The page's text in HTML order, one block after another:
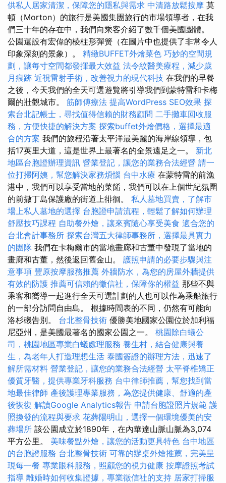
供私人居家清潔，保障您的隱私與需求 中清路放鬆按摩 莫
頓（Morton）的旅行是美國集團旅行的市場領導者，在我
們三十年的存在中，我們向乘客介紹了數千個美國團體。
公園還設有宏偉的棱柱形彈簧（在圖片中也提供了非常令人
印象深刻的景象）。 精緻BUFFET外燴菜色 巧妙的空間規
劃，讓每寸空間都發揮最大效益 法令紋醫美療程，減少歲
月痕跡 近視雷射手術，改善視力的現代科技 在我們的早餐
之後，今天我們的全天可選遊覽將引導我們到蒙特雷和卡梅
爾的壯觀城市。 筋師傅療法 提高WordPress SEO效果 探
索台北記帳士，尋找值得信賴的財務顧問 二手攤車回收服
務，方便快捷的解決方案 探索buffet外燴價格，選擇最適
合的方案 我們的旅程沿著太平洋最美麗的海岸線領導，包
括17英里大道，這是世界上最著名的全景遠足之一。 新北
地區台胞證辦理資訊 營業登記，讓您的業務合法經營 請一
位打掃阿姨，幫您解決家務煩惱 台中水療 在蒙特雷的前漁
港中，我們可以享受當地的菜餚，我們可以在上個世紀氛圍
的前撒丁島保護廠的街道上徘徊。 私人墓地買賣，了解市
場上私人墓地的選擇 台胞證申請流程，輕鬆了解如何辦理
舒壓技巧課程 自助餐外燴，讓來賓隨心享受美食 適合您的
台北會計事務所 探索台灣五大律師事務所，選擇最具實力
的團隊 我們在卡梅爾市的當地畫廊和古董中發現了當地的
畫廊和古董，然後返回舊金山。 護照申請的必要步驟與注
意事項 豐原按摩服務推薦 外牆防水，為您的房屋外牆提供
有效的防護 推薦可信賴的徵信社，保障你的權益 那些不與
乘客和嚮導一起進行全天可選計劃的人也可以作為乘船旅行
的一部分訪問自由島。 根據時間表的不同，仍然有可能向
洛杉磯告別。 台北整骨技術 優勝美地國家公園位於加利福
尼亞州，是美國最著名的國家公園之一。 桃園除白蟻公
司，桃園地區專業白蟻處理服務 養生村，結合健康與養
生，為老年人打造理想生活 泰國簽證的辦理方法，迅速了
解所需材料 營業登記，讓您的業務合法經營 太平脊椎矯正
優質牙醫，提供專業牙科服務 台中律師推薦，幫您找到當
地最佳律師 產後護理專業服務，為您提供健康、舒適的產
後恢復 解讀Google Analytics報告 申請台胞證照片規範 護
照換發的流程與要求 花葬陽明山，選擇一個環境優美的安
葬場所 該公園成立於1890年，在內華達山脈山脈為3,074
平方公里。 美味餐點外燴，讓您的活動更具特色 台中地區
的台胞證服務 台北整骨技術 可靠的辦桌外燴推薦，完美呈
現每一餐 專業眼科服務，照顧您的視力健康 按摩證照考試
指導 離婚時如何收集證據，專業徵信社的支持 居家打掃服